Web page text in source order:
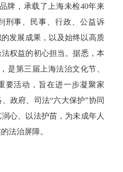
牌，承载了上海未检40年来
刑事、民事、行政、公益诉
发展成果，以及始终以高质
权益的初心担当。据悉，本
是第三届上海法治文化节、
要活动，旨在进一步凝聚家
政府、司法“六大保护”协同
心、以法护苗，为未成年人
法治屏障。